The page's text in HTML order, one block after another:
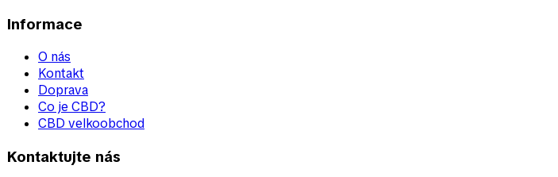
Informace
O nás
Kontakt
Doprava
Co je CBD?
CBD velkoobchod
Kontaktujte nás